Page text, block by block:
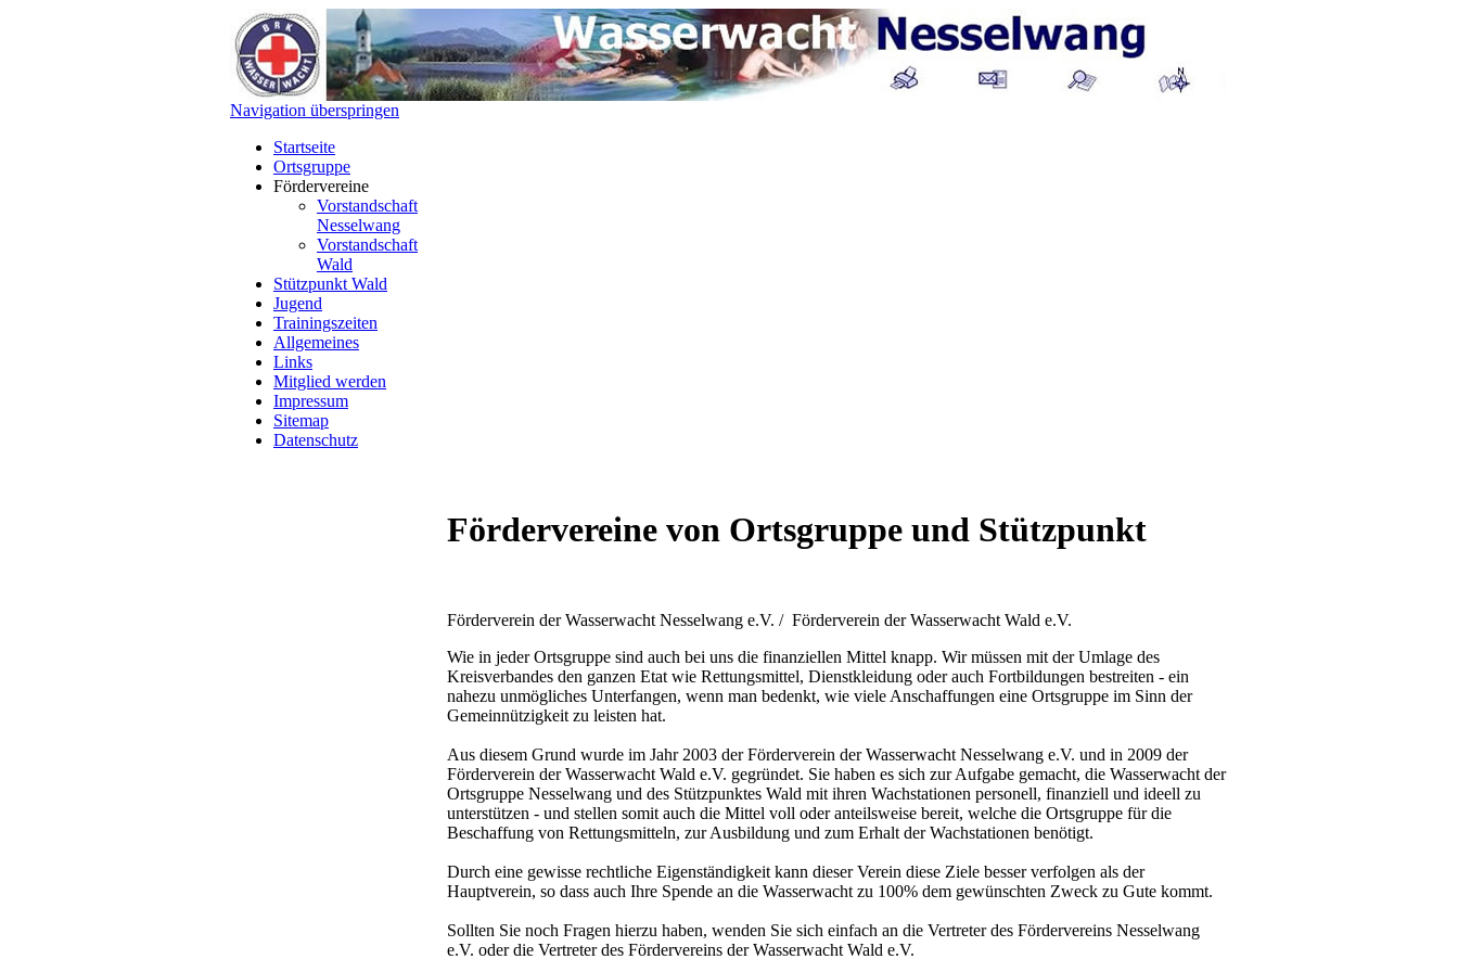
Navigation überspringen
Startseite
Ortsgruppe
Fördervereine
Vorstandschaft
Nesselwang
Vorstandschaft
Wald
Stützpunkt Wald
Jugend
Trainingszeiten
Allgemeines
Links
Mitglied werden
Impressum
Sitemap
Datenschutz
Fördervereine von Ortsgruppe und Stützpunkt
Förderverein der Wasserwacht Nesselwang e.V. / Förderverein der Wasserwacht Wald e.V.
Wie in jeder Ortsgruppe sind auch bei uns die finanziellen Mittel knapp. Wir müssen mit der Umlage des
Kreisverbandes den ganzen Etat wie Rettungsmittel, Dienstkleidung oder auch Fortbildungen bestreiten - ein
nahezu unmögliches Unterfangen, wenn man bedenkt, wie viele Anschaffungen eine Ortsgruppe im Sinn der
Gemeinnützigkeit zu leisten hat.
Aus diesem Grund wurde im Jahr 2003 der Förderverein der Wasserwacht Nesselwang e.V. und in 2009 der
Förderverein der Wasserwacht Wald e.V. gegründet. Sie haben es sich zur Aufgabe gemacht, die Wasserwacht der
Ortsgruppe Nesselwang und des Stützpunktes Wald mit ihren Wachstationen personell, finanziell und ideell zu
unterstützen - und stellen somit auch die Mittel voll oder anteilsweise bereit, welche die Ortsgruppe für die
Beschaffung von Rettungsmitteln, zur Ausbildung und zum Erhalt der Wachstationen benötigt.
Durch eine gewisse rechtliche Eigenständigkeit kann dieser Verein diese Ziele besser verfolgen als der
Hauptverein, so dass auch Ihre Spende an die Wasserwacht zu 100% dem gewünschten Zweck zu Gute kommt.
Sollten Sie noch Fragen hierzu haben, wenden Sie sich einfach an die Vertreter des Fördervereins Nesselwang
e.V. oder die Vertreter des Fördervereins der Wasserwacht Wald e.V.